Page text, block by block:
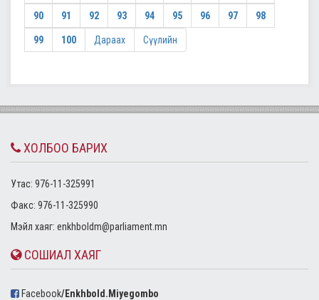
90 91 92 93 94 95 96 97 98
99 100 Дараах Сүүлийн
ХОЛБОО БАРИХ
Утас: 976-11-325991
Факс: 976-11-325990
Mэйл хаяг: enkhboldm@parliament.mn
СОШИАЛ ХАЯГ
Facebook/Enkhbold.Miyegombo